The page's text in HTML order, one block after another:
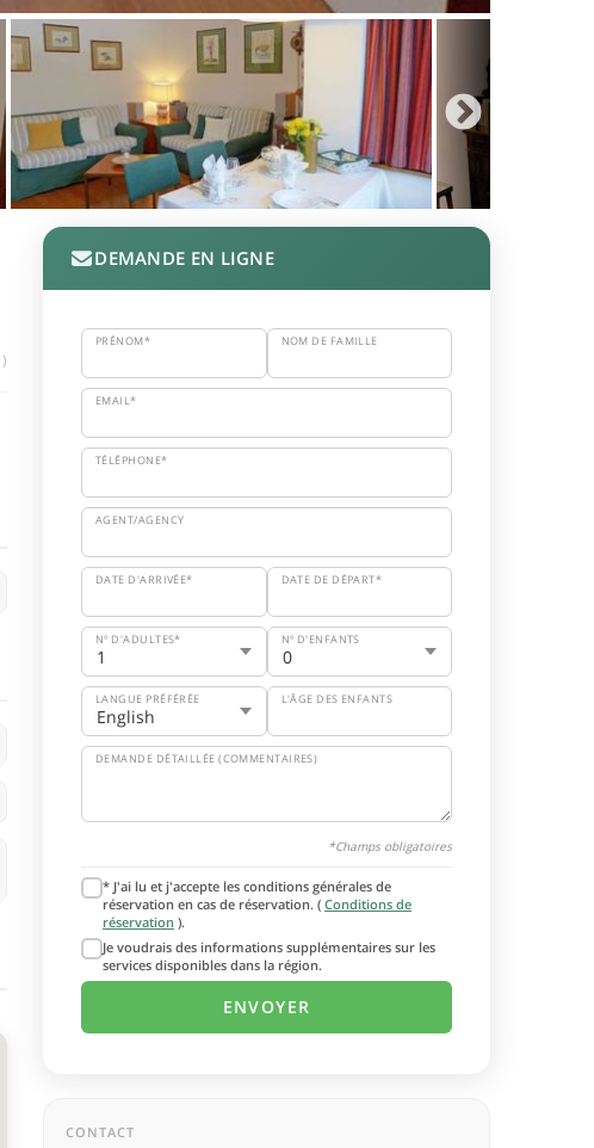
)
DEMANDE EN LIGNE
PRÉNOM* NOM DE FAMILLE
EMAIL*
TÉLÉPHONE*
AGENT/AGENCY
DATE D'ARRIVÉE* DATE DE DÉPART*
Nº D'ADULTES* Nº D'ENFANTS
LANGUE PRÉFÉRÉE L'ÂGE DES ENFANTS
DEMANDE DÉTAILLÉE (COMMENTAIRES)
*Champs obligatoires
* J'ai lu et j'accepte les conditions générales de
réservation en cas de réservation. ( Conditions de
réservation ).
Je voudrais des informations supplémentaires sur les
services disponibles dans la région.
CONTACT